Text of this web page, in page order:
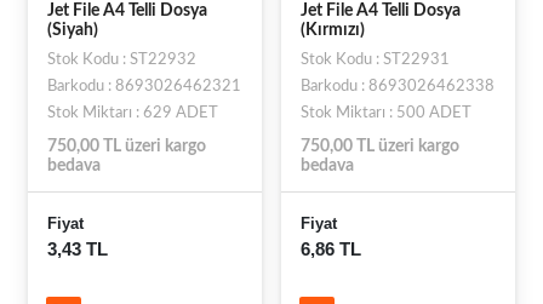
Jet File A4 Telli Dosya
(Siyah)
Stok Kodu : ST22932
Barkodu : 8693026462321
Stok Miktarı : 629 ADET
750,00 TL üzeri kargo
bedava
Fiyat
3,43 TL
Jet File A4 Telli Dosya
(Kırmızı)
Stok Kodu : ST22931
Barkodu : 8693026462338
Stok Miktarı : 500 ADET
750,00 TL üzeri kargo
bedava
Fiyat
6,86 TL